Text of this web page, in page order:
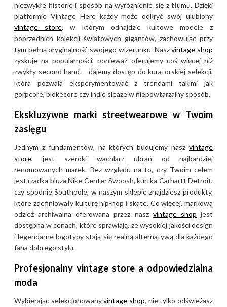
wieku zaczął wdrażać
innowacyjne, ultralekkie
materiały. W 2003 roku
założyciel przeszedł na
emeryturę, przekazując firmę w
ręce Equip Outdoor
Technologies, co pozwoliło na
globalny rozwój marki przy
zachowaniu jej technicznego
dziedzictwa. Obecnie
archiwalne modele Rab z
ubiegłego wieku cieszą się
statusem poszukiwanych
produktów vintage, cenionych
przez kolekcjonerów za
legendarną trwałość brytyjskiej
produkcji, dbałość o detale
oraz niezawodność w
ekstremalnych warunkach.
Ubrania Rab – co znajdziesz
w Vintage Here
W ofercie vintage brytyjskiej
niezwykłe historie i sposób na wyróżnienie się z tłumu. Dzięki
platformie Vintage Here każdy może odkryć swój ulubiony
vintage store, w którym odnajdzie kultowe modele z
poprzednich kolekcji światowych gigantów, zachowując przy
tym pełną oryginalność swojego wizerunku. Naszvintage shop
zyskuje na popularności, ponieważ oferujemy coś więcej niż
zwykły second hand – dajemy dostęp do kuratorskiej selekcji,
która pozwala eksperymentować z trendami takimi jak
gorpcore, blokecore czy indie sleaze w niepowtarzalny sposób.
Ekskluzywne marki streetwearowe w Twoim
zasięgu
Jednym z fundamentów, na których budujemy nasz vintage
store, jest szeroki wachlarz ubrań od najbardziej
renomowanych marek. Bez względu na to, czy Twoim celem
jest rzadka bluza Nike Center Swoosh, kurtka Carhartt Detroit,
czy spodnie Southpole, w naszym sklepie znajdziesz produkty,
które zdefiniowały kulturę hip-hop i skate. Co więcej, markowa
odzież archiwalna oferowana przez nasz vintage shop jest
dostępna w cenach, które sprawiają, że wysokiej jakości design
i legendarne logotypy stają się realną alternatywą dla każdego
fana dobrego stylu.
Profesjonalny vintage store a odpowiedzialna
moda
Wybierając selekcjonowanyvintage shop, nie tylko odświeżasz